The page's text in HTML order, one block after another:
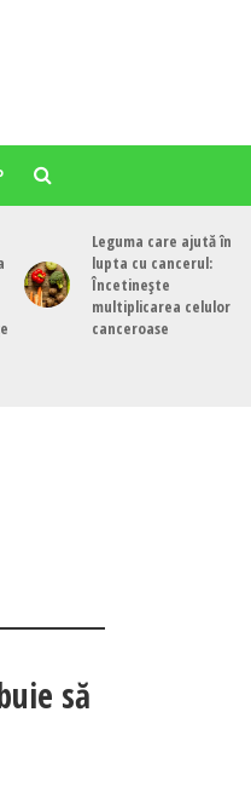
Leguma care ajută în
lupta cu cancerul:
Încetinește
multiplicarea celulor
canceroase
să